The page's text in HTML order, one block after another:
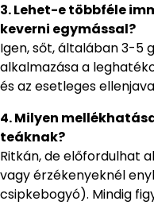
3. Lehet-e többféle
keverni egymással?
Igen, sőt, általában 3-5
alkalmazása a
és az esetleges
4. Milyen
teáknak?
Ritkán, de előfordulhat
vagy érzékenyeknél
csipkebogyó). Mindig